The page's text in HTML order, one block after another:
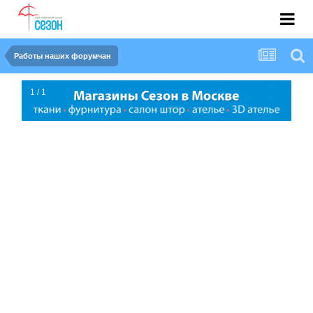
Работы наших форумчан
1 / 1